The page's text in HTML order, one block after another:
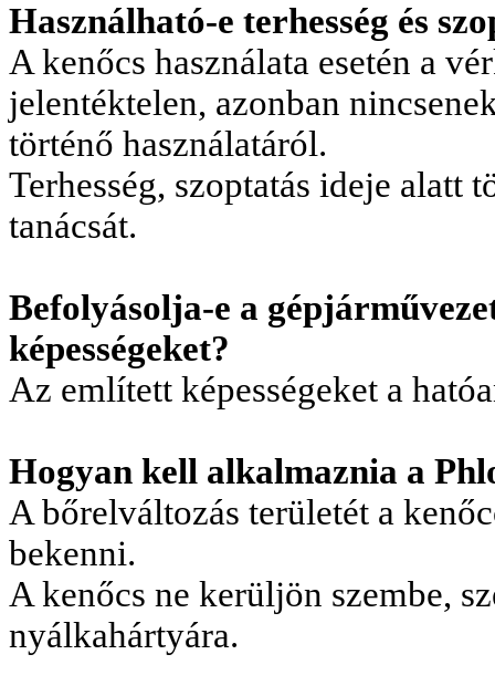
Használható-e terhesség és
A kenőcs használata esetén a
jelentéktelen, azonban
történő használatáról.
Terhesség, szoptatás ideje alatt
tanácsát.
Befolyásolja-e a
képességeket?
Az említett képességeket a
Hogyan kell alkalmaznia a
A bőrelváltozás területét a
bekenni.
A kenőcs ne kerüljön szembe,
nyálkahártyára.